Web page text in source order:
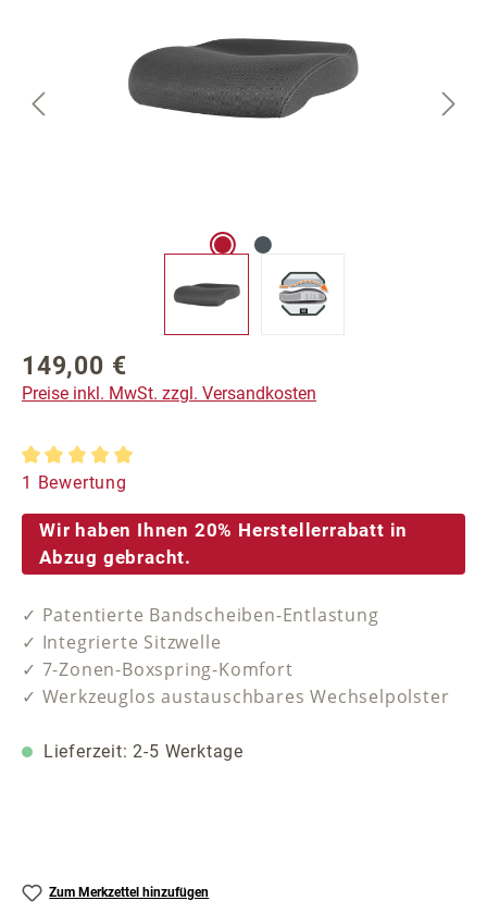
Regulärer Preis:
149,00 €
Preise inkl. MwSt. zzgl. Versandkosten
Durchschnittliche Bewertung von 5 von 5 Sternen
1 Bewertung
Wir haben Ihnen 20% Herstellerrabatt in
Abzug gebracht.
✓ Patentierte Bandscheiben-Entlastung
✓ Integrierte Sitzwelle
✓ 7-Zonen-Boxspring-Komfort
✓ Werkzeuglos austauschbares Wechselpolster
Lieferzeit: 2-5 Werktage
Zum Merkzettel hinzufügen